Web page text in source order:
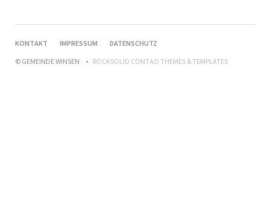
NAVIGATION
KONTAKT IMPRESSUM
DATENSCHUTZ
© GEMEINDE WINSEN
ROCKSOLID CONTAO THEMES & TEMPLATES